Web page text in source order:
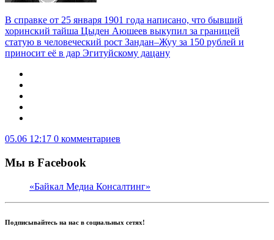
В справке от 25 января 1901 года написано, что бывший
хоринский тайша Цыден Аюшеев выкупил за границей
статую в человеческий рост Зандан–Жуу за 150 рублей и
приносит её в дар Эгитуйскому дацану
05.06 12:17 0 комментариев
Мы в Facebook
«Байкал Медиа Консалтинг»
Подписывайтесь на нас в социальных сетях!